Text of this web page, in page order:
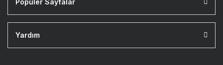
Popüler Sayfalar
Yardım